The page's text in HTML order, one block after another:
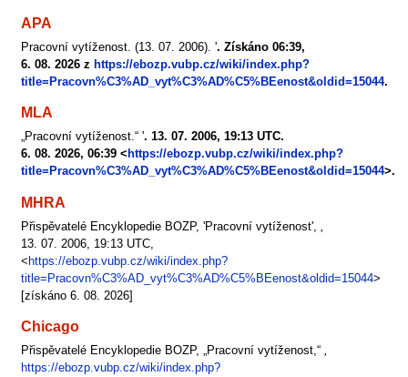
APA
Pracovní vytíženost. (13. 07. 2006). '. Získáno 06:39,
6. 08. 2026 z https://ebozp.vubp.cz/wiki/index.php?
title=Pracovn%C3%AD_vyt%C3%AD%C5%BEenost&oldid=15044.
MLA
„Pracovní vytíženost.“ '. 13. 07. 2006, 19:13 UTC.
6. 08. 2026, 06:39 < https://ebozp.vubp.cz/wiki/index.php?
title=Pracovn%C3%AD_vyt%C3%AD%C5%BEenost&oldid=15044>.
MHRA
Přispěvatelé Encyklopedie BOZP, 'Pracovní vytíženost',
13. 07. 2006, 19:13 UTC,
< https://ebozp.vubp.cz/wiki/index.php?
title=Pracovn%C3%AD_vyt%C3%AD%C5%BEenost&oldid=15044>
[získáno 6. 08. 2026]
Chicago
Přispěvatelé Encyklopedie BOZP, „Pracovní vytíženost,“ ,
https://ebozp.vubp.cz/wiki/index.php?